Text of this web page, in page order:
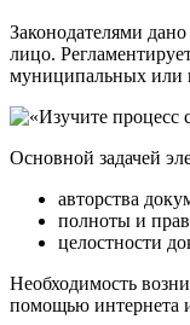
Законодателями
лицо.
муниципальных или
Основной задачей
авторства
полноты и
целостности
Необходимость
помощью интернета